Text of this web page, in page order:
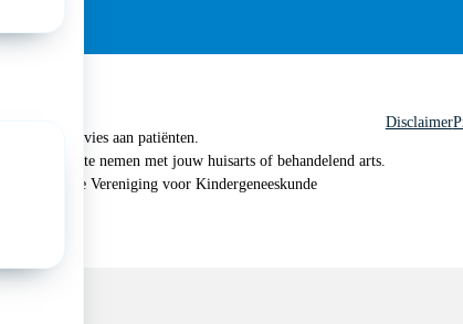
medisch advies aan patiënten.
contact op te nemen met jouw huisarts of behandelend arts.
Vereniging voor Kindergeneeskunde
Disclaimer